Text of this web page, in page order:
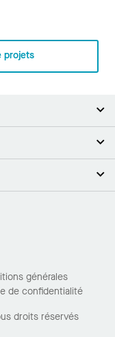
projets
générales
de confidentialité
droits réservés